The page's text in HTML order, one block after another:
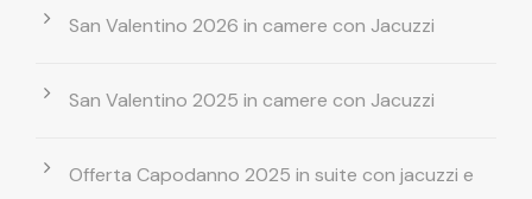
San Valentino 2026 in camere con Jacuzzi
San Valentino 2025 in camere con Jacuzzi
Offerta Capodanno 2025 in suite con jacuzzi e